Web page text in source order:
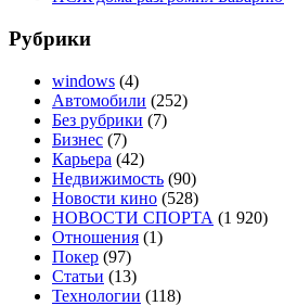
Рубрики
windows (4)
Автомобили (252)
Без рубрики (7)
Бизнес (7)
Карьера (42)
Недвижимость (90)
Новости кино (528)
НОВОСТИ СПОРТА (1 920)
Отношения (1)
Покер (97)
Статьи (13)
Технологии (118)